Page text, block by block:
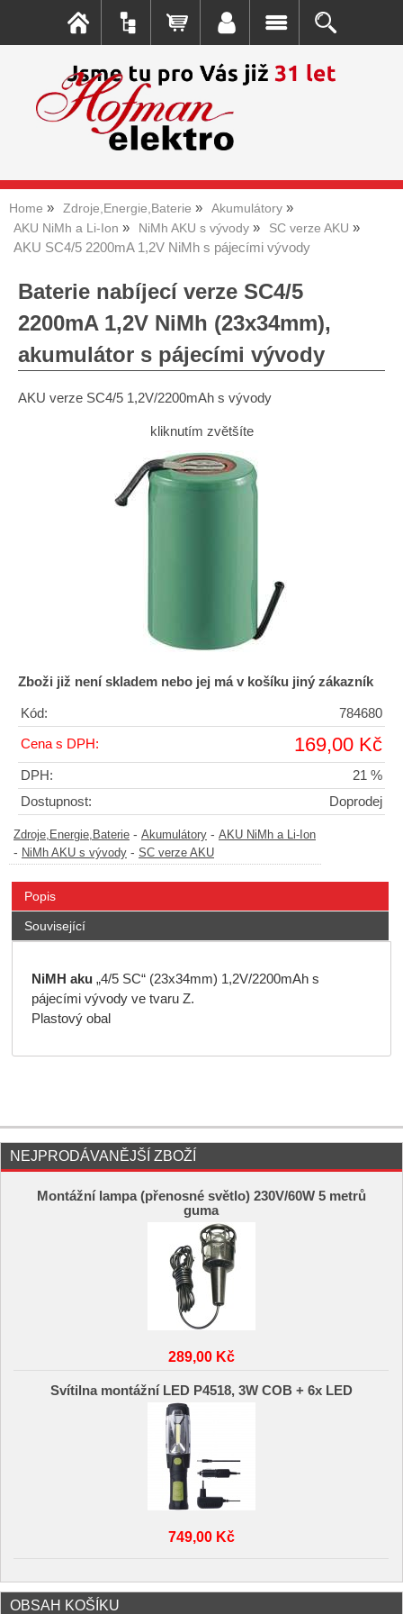
Home Zdroje,Energie,Baterie
Akumulátory
AKU NiMh a Li-Ion
NiMh AKU s vývody SC verze AKU
AKU SC4/5 2200mA 1,2V NiMh s pájecími vývody
Baterie nabíjecí verze SC4/5
2200mA 1,2V NiMh (23x34mm),
akumulátor s pájecími vývody
AKU verze SC4/5 1,2V/2200mAh s vývody
kliknutím zvětšíte
Zboži již není skladem nebo jej má v košíku jiný zákazník
Kód: 784680
Cena s DPH: 169,00 Kč
DPH:
21 %
Dostupnost:
Doprodej
Zdroje,Energie,Baterie - Akumulátory - AKU NiMh a Li-Ion
- NiMh AKU s vývody - SC verze AKU
Popis
Související
NiMH aku„4/5 SC“ (23x34mm) 1,2V/2200mAh s
pájecími vývody ve tvaru Z.
Plastový obal
NEJPRODÁVANĚJŠÍ ZBOŽÍ
Montážní lampa (přenosné světlo) 230V/60W 5 metrů
guma
289,00 Kč
Svítilna montážní LED P4518, 3W COB + 6x LED
749,00 Kč
OBSAH KOŠÍKU